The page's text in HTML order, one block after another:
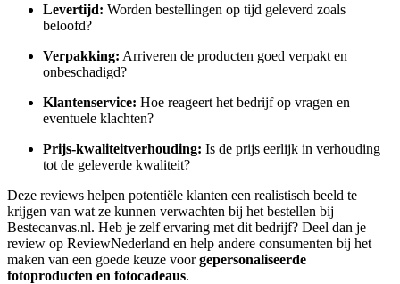
Levertijd: Worden bestellingen op tijd geleverd zoals
beloofd?
Verpakking: Arriveren de producten goed verpakt en
onbeschadigd?
Klantenservice: Hoe reageert het bedrijf op vragen en
eventuele klachten?
Prijs-kwaliteitverhouding: Is de prijs eerlijk in verhouding
tot de geleverde kwaliteit?
Deze reviews helpen potentiële klanten een realistisch beeld te
krijgen van wat ze kunnen verwachten bij het bestellen bij
Bestecanvas.nl. Heb je zelf ervaring met dit bedrijf? Deel dan je
review op ReviewNederland en help andere consumenten bij het
maken van een goede keuze voorgepersonaliseerde
fotoproducten en fotocadeaus.